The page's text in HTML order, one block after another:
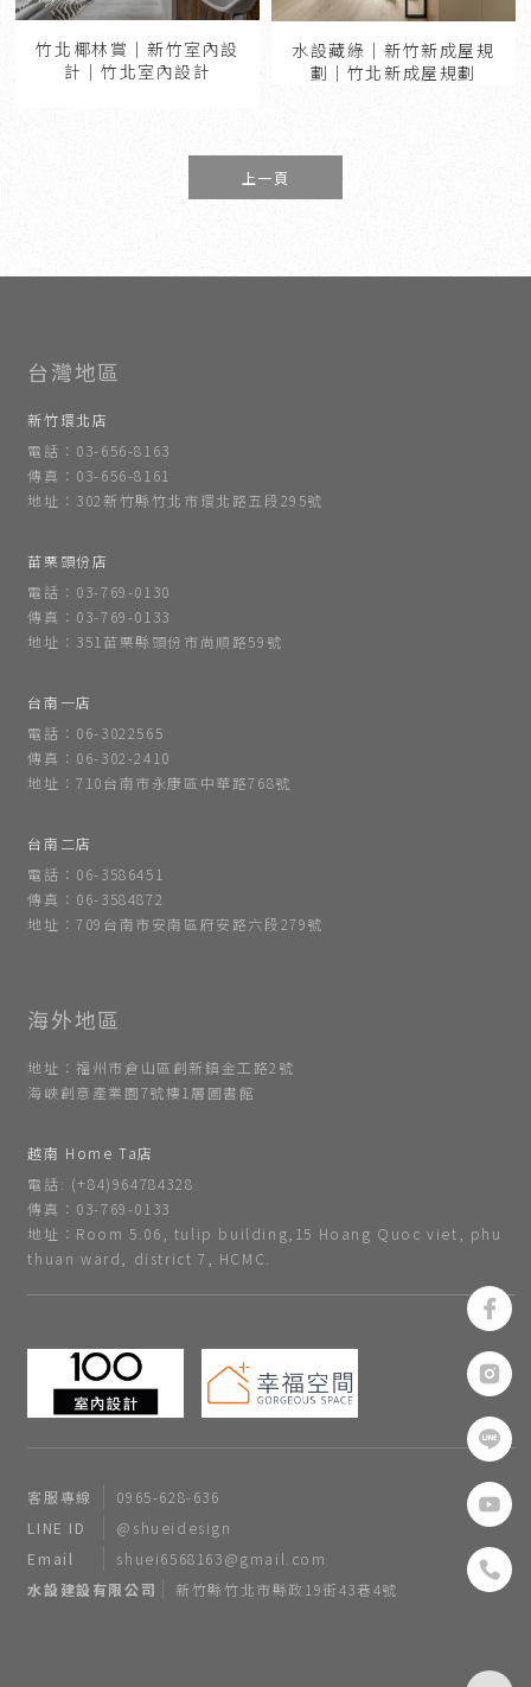
竹北椰林賞｜新竹室內設
計｜竹北室內設計
水設藏綠｜新竹新成屋規
劃｜竹北新成屋規劃
上一頁
新竹環北店
電話：03-656-8163
傳真：03-656-8161
地址：302新竹縣竹北市環北路五段295號
苗栗頭份店
電話：03-769-0130
傳真：03-769-0133
地址：351苗栗縣頭份市尚順路59號
台南一店
電話：06-3022565
傳真：06-302-2410
地址：710台南市永康區中華路768號
台南二店
電話：06-3586451
傳真：06-3584872
地址：709台南市安南區府安路六段279號
地址：福州市倉山區創新鎮金工路2號
海峽創意產業園7號樓1層圖書館
越南 Home Ta店
電話: (+84)964784328
傳真：03-769-0133
地址：Room 5.06, tulip building,15 Hoang Quoc viet, phu
thuan ward, district 7, HCMC.
客服專線
0965-628-636
LINE ID
@shueidesign
Email
shuei6568163@gmail.com
水設建設有限公司
新竹縣竹北市縣政19街43巷4號